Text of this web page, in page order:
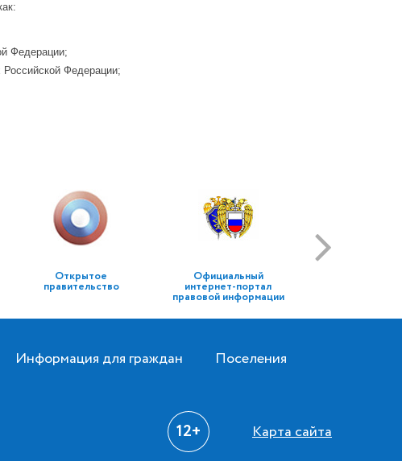
Федерации;
Российской Федерации;
Открытое
правительство
Официальный
интернет-портал
правовой информации
Информация для граждан Поселения
12+ Карта сайта